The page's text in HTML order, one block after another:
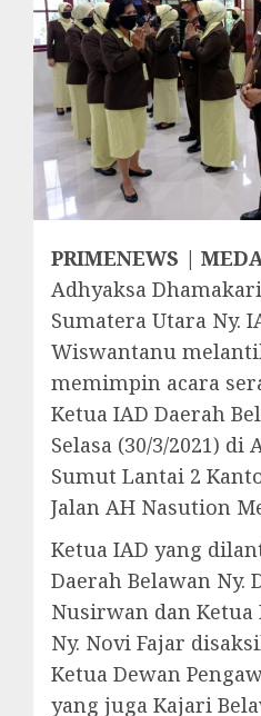
PRIMENEWS |
Adhyaksa
Sumatera Utara Ny.
Wiswantanu
memimpin acara
Ketua IAD Daerah
Selasa (30/3/2021)
Sumut Lantai 2
Jalan AH Nasution
Ketua IAD yang
Daerah Belawan Ny.
Nusirwan dan Ketua
Ny. Novi Fajar
Ketua Dewan
yang juga Kajari